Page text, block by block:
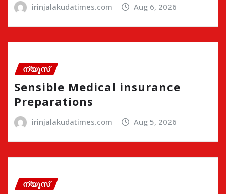
irinjalakudatimes.com Aug 6, 2026
ന്യൂസ്
Sensible Medical insurance
Preparations
irinjalakudatimes.com Aug 5, 2026
ന്യൂസ്